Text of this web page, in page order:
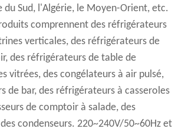
du Sud, l'Algérie, le Moyen-Orient, etc.
comprennent des réfrigérateurs
verticales, des réfrigérateurs de
des réfrigérateurs de table de
vitrées, des congélateurs à air pulsé,
de bar, des réfrigérateurs à casseroles
de comptoir à salade, des
condenseurs. 220~240V/50~60Hz et